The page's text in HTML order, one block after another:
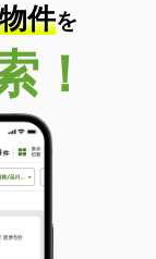
件を
！